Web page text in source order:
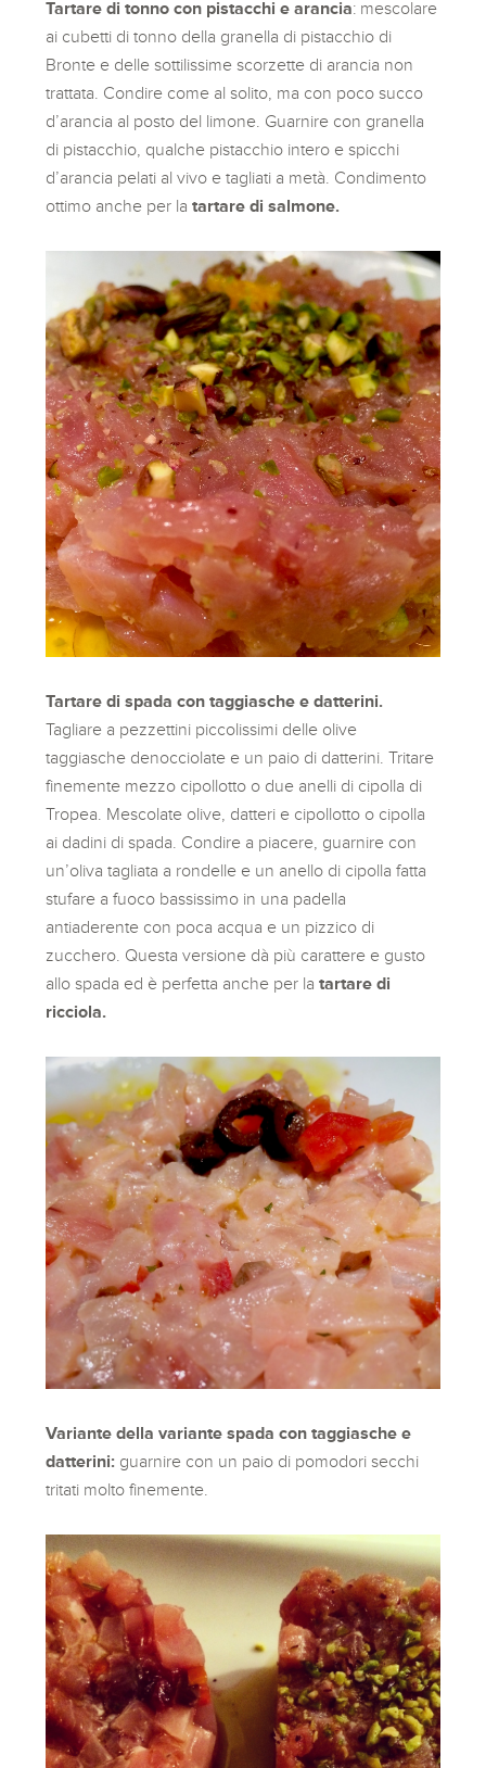
Tartare di tonno con pistacchi e arancia: mescolare
ai cubetti di tonno della granella di pistacchio di
Bronte e delle sottilissime scorzette di arancia non
trattata. Condire come al solito, ma con poco succo
d’arancia al posto del limone. Guarnire con granella
di pistacchio, qualche pistacchio intero e spicchi
d’arancia pelati al vivo e tagliati a metà. Condimento
ottimo anche per latartare di salmone.
Tartare di spada con taggiasche e datterini.
Tagliare a pezzettini piccolissimi delle olive
taggiasche denocciolate e un paio di datterini. Tritare
finemente mezzo cipollotto o due anelli di cipolla di
Tropea. Mescolate olive, datteri e cipollotto o cipolla
ai dadini di spada. Condire a piacere, guarnire con
un’oliva tagliata a rondelle e un anello di cipolla fatta
stufare a fuoco bassissimo in una padella
antiaderente con poca acqua e un pizzico di
zucchero. Questa versione dà più carattere e gusto
allo spada ed è perfetta anche per latartare di
ricciola.
Variante della variante spada con taggiasche e
datterini: guarnire con un paio di pomodori secchi
tritati molto finemente.